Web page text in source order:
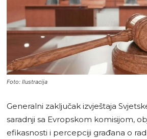
Foto: Ilustracija
Generalni zaključak izvještaja
saradnji sa Evropskom komisijom,
efikasnosti i percepciji građana o